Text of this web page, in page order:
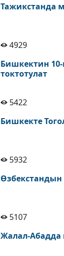
Тажикстанда
4929
Бишкектин
токтотулат
5422
Бишкекте
5932
5107
Жалал-Абадда